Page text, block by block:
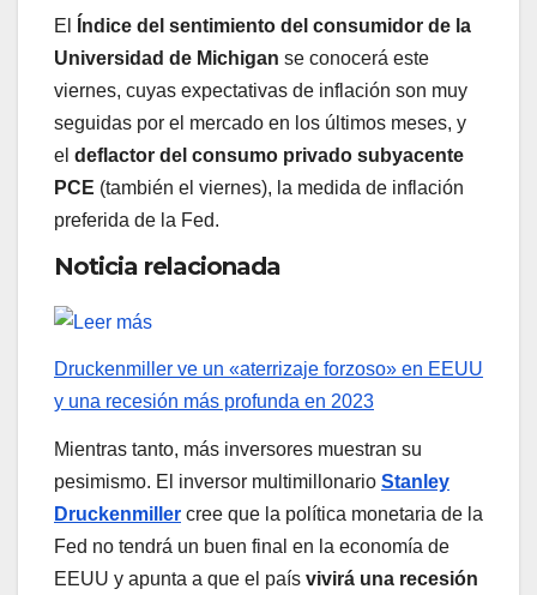
El
Índice del sentimiento del consumidor de la
Universidad de Michigan se conocerá este
viernes, cuyas expectativas de inflación son muy
seguidas por el mercado en los últimos meses, y
el deflactor del consumo privado subyacente
PCE (también el viernes), la medida de inflación
preferida de la Fed.
Noticia relacionada
Druckenmiller ve un «aterrizaje forzoso» en EEUU
y una recesión más profunda en 2023
Mientras tanto, más inversores muestran su
pesimismo. El inversor multimillonario Stanley
Druckenmiller cree que la política monetaria de la
Fed no tendrá un buen final en la economía de
EEUU y apunta a que el país vivirá una recesión